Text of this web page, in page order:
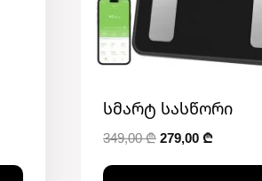
Სმარტ Სასწორი
349,00₾Original
279,00₾Current